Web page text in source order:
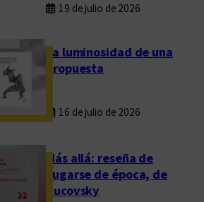
19 de julio de 2026
La luminosidad de una
propuesta
16 de julio de 2026
Más allá: reseña de
Fugarse de época, de
Rucovsky